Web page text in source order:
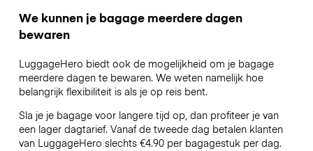
We kunnen je bagage meerdere dagen
bewaren
LuggageHero biedt ook de mogelijkheid om je bagage
meerdere dagen te bewaren. We weten namelijk hoe
belangrijk flexibiliteit is als je op reis bent.
Sla je je bagage voor langere tijd op, dan profiteer je van
een lager dagtarief. Vanaf de tweede dag betalen klanten
van LuggageHero slechts €4.90 per bagagestuk per dag.